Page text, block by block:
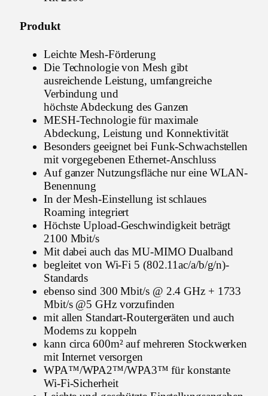
Produkt
Leichte Mesh-Förderung
Die Technologie von Mesh gibt
ausreichende Leistung, umfangreiche
Verbindung und
höchste Abdeckung des Ganzen
MESH-Technologie für maximale
Abdeckung, Leistung und Konnektivität
Besonders geeignet bei Funk-Schwachstellen
mit vorgegebenen Ethernet-Anschluss
Auf ganzer Nutzungsfläche nur eine WLAN-
Benennung
In der Mesh-Einstellung ist schlaues
Roaming integriert
Höchste Upload-Geschwindigkeit beträgt
2100 Mbit/s
Mit dabei auch das MU-MIMO Dualband
begleitet von Wi-Fi 5 (802.11ac/a/b/g/n)-
Standards
ebenso sind 300 Mbit/s @ 2.4 GHz + 1733
Mbit/s @5 GHz vorzufinden
mit allen Standart-Routergeräten und auch
Modems zu koppeln
kann circa 600m² auf mehreren Stockwerken
mit Internet versorgen
WPA™/WPA2™/WPA3™ für konstante
Wi-Fi-Sicherheit